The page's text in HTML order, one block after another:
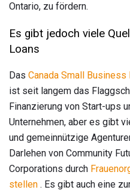
Ontario, zu fördern.
Es gibt jedoch viele
Loans
Das Canada Small
ist seit langem das
Finanzierung von Start-ups
Unternehmen, aber es gibt
und gemeinnützige
Darlehen von Community
Corporations durch
stellen . Es gibt auch eine